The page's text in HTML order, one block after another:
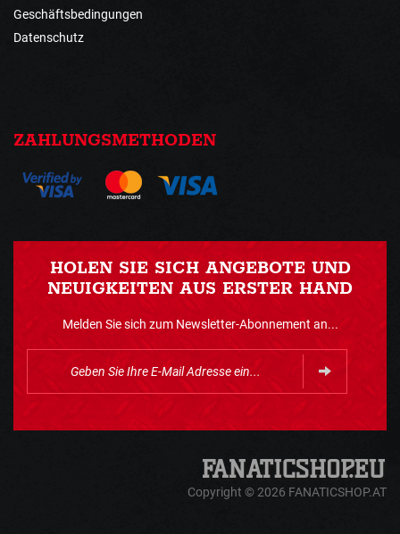
Geschäftsbedingungen
Datenschutz
ZAHLUNGSMETHODEN
HOLEN SIE SICH ANGEBOTE UND
NEUIGKEITEN AUS ERSTER HAND
Melden Sie sich zum Newsletter-Abonnement an...
Copyright © 2026 FANATICSHOP.AT